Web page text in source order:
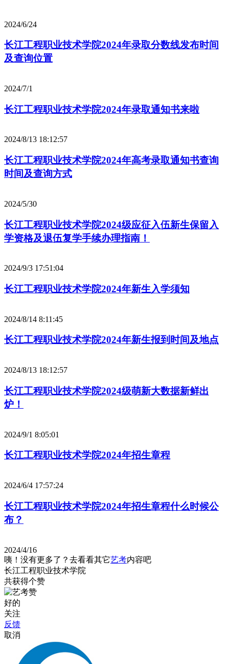
2024/6/24
长江工程职业技术学院2024年录取分数线发布时间
及查询位置
2024/7/1
长江工程职业技术学院2024年录取通知书来啦
2024/8/13 18:12:57
长江工程职业技术学院2024年高考录取通知书查询
时间及查询方式
2024/5/30
长江工程职业技术学院2024级应征入伍新生保留入
学资格及退伍复学手续办理指南！
2024/9/3 17:51:04
长江工程职业技术学院2024年新生入学须知
2024/8/14 8:11:45
长江工程职业技术学院2024年新生报到时间及地点
2024/8/13 18:12:57
长江工程职业技术学院2024级萌新大数据新鲜出
炉！
2024/9/1 8:05:01
长江工程职业技术学院2024年招生章程
2024/6/4 17:57:24
长江工程职业技术学院2024年招生章程什么时候公
布？
2024/4/16
咦！没有更多了？去看看其它艺考内容吧
长江工程职业技术学院
共获得个赞
好的
关注
反馈
取消